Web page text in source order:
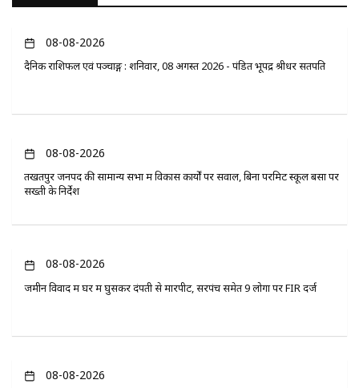
08-08-2026
दैनिक राशिफल एवं पञ्चाङ्ग : शनिवार, 08 अगस्त 2026 - पंडित भूपेंद्र श्रीधर सतपति
08-08-2026
तखतपुर जनपद की सामान्य सभा में विकास कार्यों पर सवाल, बिना परमिट स्कूल बसों पर
सख्ती के निर्देश
08-08-2026
जमीन विवाद में घर में घुसकर दंपती से मारपीट, सरपंच समेत 9 लोगों पर FIR दर्ज
08-08-2026